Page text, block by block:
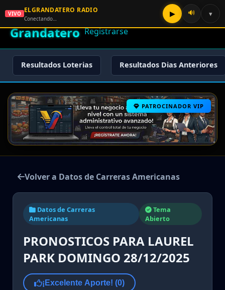
🌟 El
Grandatero
🔑 Iniciar Sesión
📝
Registrarse
Resultados Loterias Resultados Dias Anteriores
PATROCINADOR VIP
Volver a Datos de Carreras Americanas
Datos de Carreras
Americanas
Tema
Abierto
PRONOSTICOS PARA LAUREL
PARK DOMINGO 28/12/2025
¡Excelente Aporte! (0)
VIVO ELGRANDATERO RADIO
Conectando…
▶ 🔊 ▾